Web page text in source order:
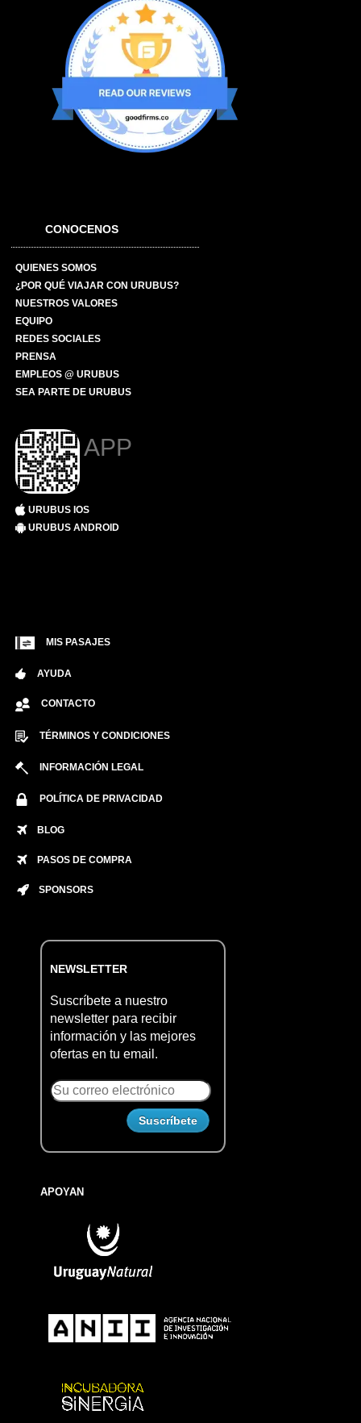
CONOCENOS
QUIENES SOMOS
¿POR QUÉ VIAJAR CON URUBUS?
NUESTROS VALORES
EQUIPO
REDES SOCIALES
PRENSA
EMPLEOS @ URUBUS
SEA PARTE DE URUBUS
APP
URUBUS IOS
URUBUS ANDROID
MIS PASAJES
AYUDA
CONTACTO
TÉRMINOS Y CONDICIONES
INFORMACIÓN LEGAL
POLÍTICA DE PRIVACIDAD
BLOG
PASOS DE COMPRA
SPONSORS
NEWSLETTER
Suscríbete a nuestro
newsletter para recibir
información y las mejores
ofertas en tu email.
APOYAN